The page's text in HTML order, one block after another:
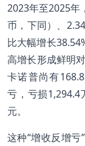
2023年至2025年
币，下同）、
比大幅增长
高增长形成鲜明
卡诺普尚有
亏，亏损1,294.4
元。
这种“增收反增亏